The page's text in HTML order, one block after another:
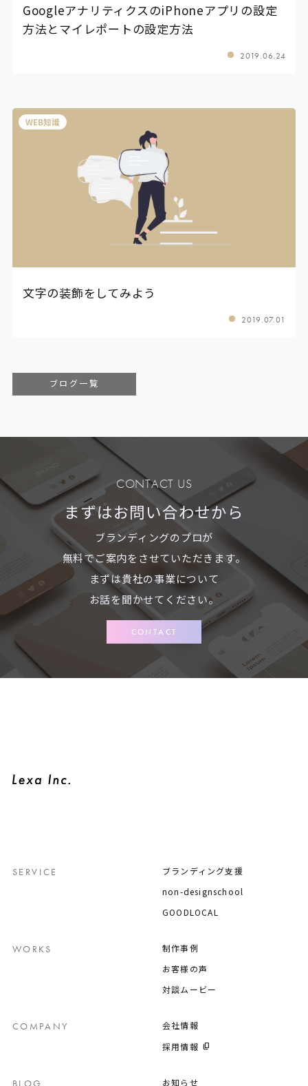
GoogleアナリティクスのiPhoneアプリの設定
方法とマイレポートの設定方法
2019.06.24
文字の装飾をしてみよう
2019.07.01
WEB知識
ブログ一覧
CONTACT US
まずはお問い合わせから
ブランディングのプロが
無料でご案内をさせていただきます。
まずは貴社の事業について
お話を聞かせてください。
CONTACT
SERVICE
ブランディング支援
non-designschool
GOODLOCAL
WORKS
制作事例
お客様の声
対談ムービー
COMPANY
会社情報
採用情報
BLOG お知らせ